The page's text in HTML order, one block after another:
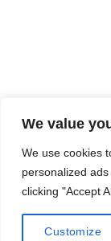
We value
We use cookies
personalized
clicking "Accept
Customize